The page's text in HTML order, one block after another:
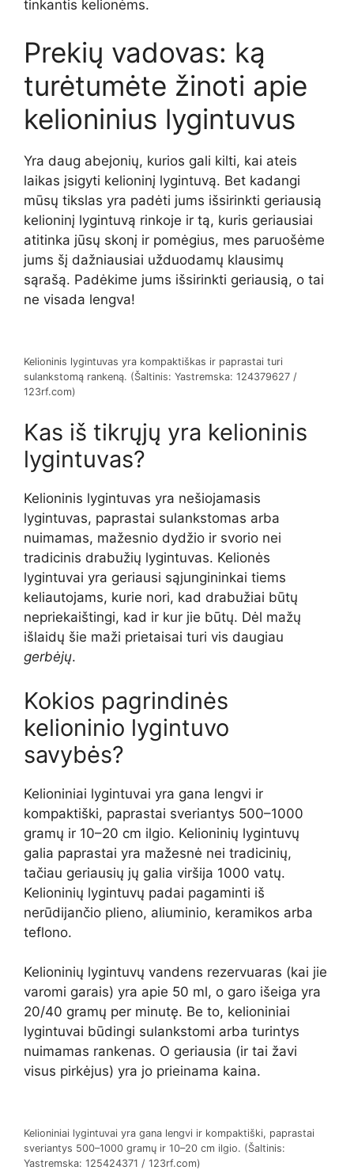
tinkantis kelionėms.
Prekių vadovas: ką
turėtumėte žinoti apie
kelioninius lygintuvus
Yra daug abejonių, kurios gali kilti, kai ateis
laikas įsigyti kelioninį lygintuvą. Bet kadangi
mūsų tikslas yra padėti jums išsirinkti geriausią
kelioninį lygintuvą rinkoje ir tą, kuris geriausiai
atitinka jūsų skonį ir pomėgius, mes paruošėme
jums šį dažniausiai užduodamų klausimų
sąrašą. Padėkime jums išsirinkti geriausią, o tai
ne visada lengva!
Kelioninis lygintuvas yra kompaktiškas ir paprastai turi
sulankstomą rankeną. (Šaltinis: Yastremska: 124379627 /
123rf.com)
Kas iš tikrųjų yra kelioninis
lygintuvas?
Kelioninis lygintuvas yra nešiojamasis
lygintuvas, paprastai sulankstomas arba
nuimamas, mažesnio dydžio ir svorio nei
tradicinis drabužių lygintuvas. Kelionės
lygintuvai yra geriausi sąjungininkai tiems
keliautojams, kurie nori, kad drabužiai būtų
nepriekaištingi, kad ir kur jie būtų. Dėl mažų
išlaidų šie maži prietaisai turi vis daugiau
gerbėjų.
Kokios pagrindinės
kelioninio lygintuvo
savybės?
Kelioniniai lygintuvai yra gana lengvi ir
kompaktiški, paprastai sveriantys 500–1000
gramų ir 10–20 cm ilgio. Kelioninių lygintuvų
galia paprastai yra mažesnė nei tradicinių,
tačiau geriausių jų galia viršija 1000 vatų.
Kelioninių lygintuvų padai pagaminti iš
nerūdijančio plieno, aliuminio, keramikos arba
teflono.
Kelioninių lygintuvų vandens rezervuaras (kai jie
varomi garais) yra apie 50 ml, o garo išeiga yra
20/40 gramų per minutę. Be to, kelioniniai
lygintuvai būdingi sulankstomi arba turintys
nuimamas rankenas. O geriausia (ir tai žavi
visus pirkėjus) yra jo prieinama kaina.
Kelioniniai lygintuvai yra gana lengvi ir kompaktiški, paprastai
sveriantys 500–1000 gramų ir 10–20 cm ilgio. (Šaltinis:
Yastremska: 125424371 / 123rf.com)